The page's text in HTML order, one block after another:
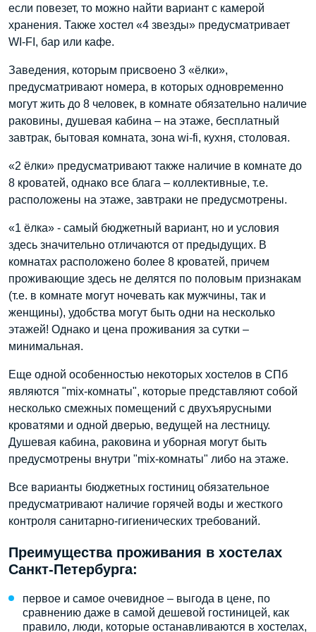
если повезет, то можно найти вариант с камерой
хранения. Также хостел «4 звезды» предусматривает
WI-FI, бар или кафе.
Заведения, которым присвоено 3 «ёлки»,
предусматривают номера, в которых одновременно
могут жить до 8 человек, в комнате обязательно наличие
раковины, душевая кабина – на этаже, бесплатный
завтрак, бытовая комната, зона wi-fi, кухня, столовая.
«2 ёлки» предусматривают также наличие в комнате до
8 кроватей, однако все блага – коллективные, т.е.
расположены на этаже, завтраки не предусмотрены.
«1 ёлка» - самый бюджетный вариант, но и условия
здесь значительно отличаются от предыдущих. В
комнатах расположено более 8 кроватей, причем
проживающие здесь не делятся по половым признакам
(т.е. в комнате могут ночевать как мужчины, так и
женщины), удобства могут быть одни на несколько
этажей! Однако и цена проживания за сутки –
минимальная.
Еще одной особенностью некоторых хостелов в СПб
являются "mix-комнаты", которые представляют собой
несколько смежных помещений с двухъярусными
кроватями и одной дверью, ведущей на лестницу.
Душевая кабина, раковина и уборная могут быть
предусмотрены внутри "mix-комнаты" либо на этаже.
Все варианты бюджетных гостиниц обязательное
предусматривают наличие горячей воды и жесткого
контроля санитарно-гигиенических требований.
Преимущества проживания в хостелах
Санкт-Петербурга:
первое и самое очевидное – выгода в цене, по
сравнению даже в самой дешевой гостиницей, как
правило, люди, которые останавливаются в хостелах,